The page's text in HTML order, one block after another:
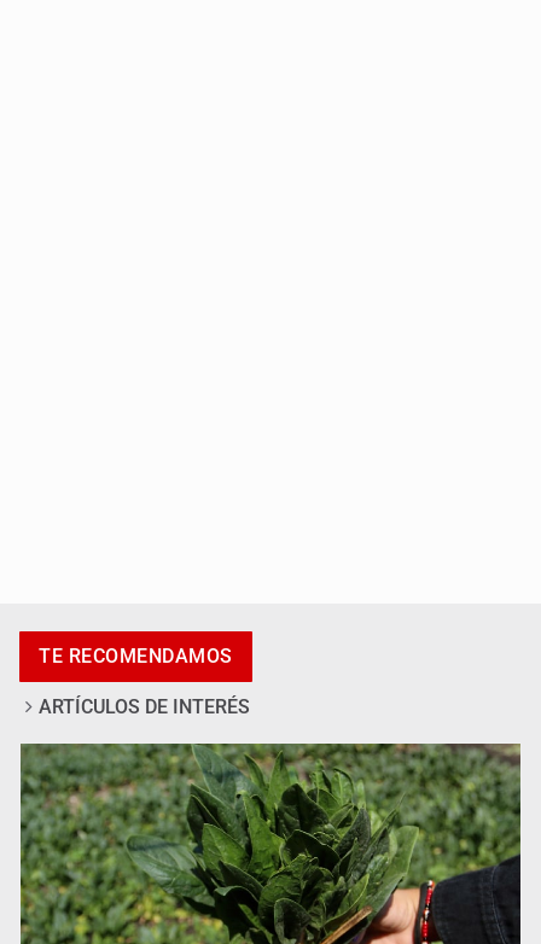
Procesan a el “R1”, presunto líder criminal en Jalisco y
TE RECOMENDAMOS
ARTÍCULOS DE INTERÉS